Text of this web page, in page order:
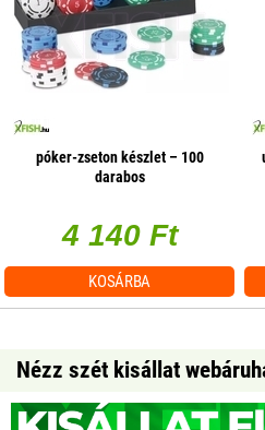
póker-zseton készlet – 100
darabos
4 140 Ft
KOSÁRBA
Nézz szét kisállat